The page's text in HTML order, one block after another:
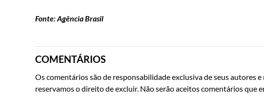
Fonte: Agência Brasil
COMENTÁRIOS
Os comentários são de responsabilidade exclusiva de seus autores
reservamos o direito de excluir. Não serão aceitos comentários que